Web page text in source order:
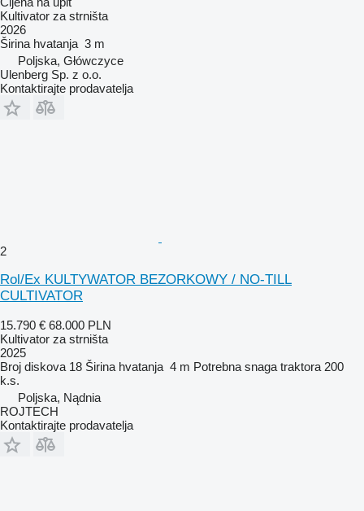
Kultivator za strništa
2026
Širina hvatanja 3 m
Poljska, Główczyce
Ulenberg Sp. z o.o.
Kontaktirajte prodavatelja
2
Rol/Ex KULTYWATOR BEZORKOWY / NO-TILL
CULTIVATOR
15.790 € 68.000 PLN
Kultivator za strništa
2025
Broj diskova 18 Širina hvatanja 4 m Potrebna snaga traktora 200
k.s.
Poljska, Nądnia
ROJTECH
Kontaktirajte prodavatelja